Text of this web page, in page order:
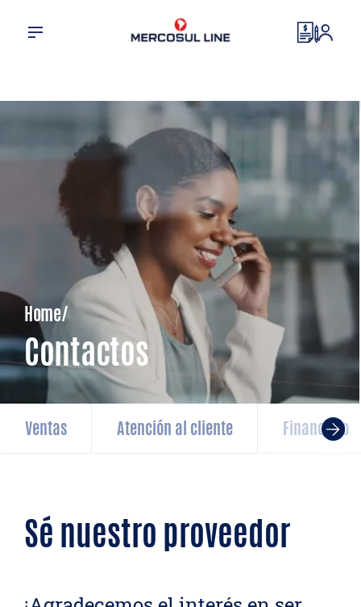
Home/
Contactos
Ventas Atención al cliente Financiero
Sé nuestro proveedor